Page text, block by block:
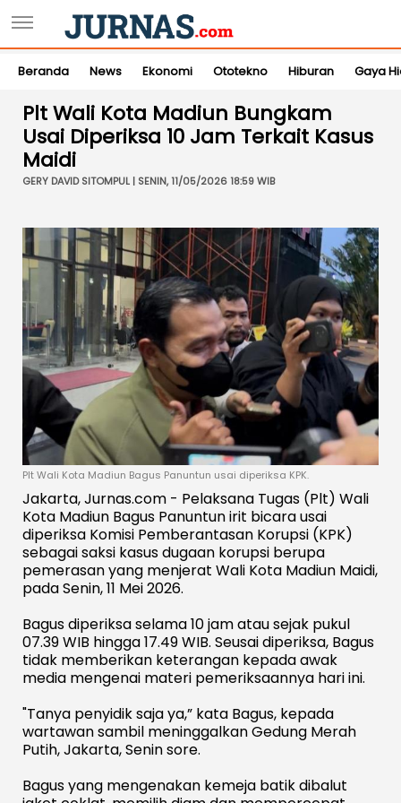
Beranda News Ekonomi Ototekno Hiburan Gaya
Plt Wali Kota Madiun Bungkam
Usai Diperiksa 10 Jam Terkait Kasus
Maidi
GERY DAVID SITOMPUL | SENIN, 11/05/2026 18:59 WIB
Plt Wali Kota Madiun Bagus Panuntun usai diperiksa KPK.
Jakarta, Jurnas.com - Pelaksana Tugas (Plt) Wali
Kota Madiun Bagus Panuntun irit bicara usai
diperiksa Komisi Pemberantasan Korupsi (KPK)
sebagai saksi kasus dugaan korupsi berupa
pemerasan yang menjerat Wali Kota Madiun Maidi,
pada Senin, 11 Mei 2026.
Bagus diperiksa selama 10 jam atau sejak pukul
07.39 WIB hingga 17.49 WIB. Seusai diperiksa, Bagus
tidak memberikan keterangan kepada awak
media mengenai materi pemeriksaannya hari ini.
"Tanya penyidik saja ya,” kata Bagus, kepada
wartawan sambil meninggalkan Gedung Merah
Putih, Jakarta, Senin sore.
Bagus yang mengenakan kemeja batik dibalut